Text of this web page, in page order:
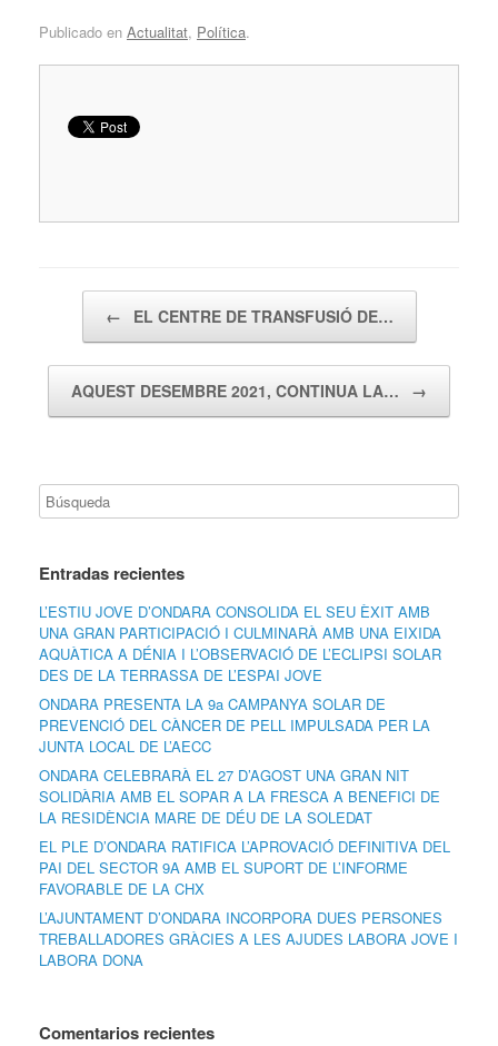
Publicado en Actualitat, Política.
← EL CENTRE DE TRANSFUSIÓ DE…
AQUEST DESEMBRE 2021, CONTINUA LA… →
Entradas recientes
L’ESTIU JOVE D’ONDARA CONSOLIDA EL SEU ÈXIT AMB
UNA GRAN PARTICIPACIÓ I CULMINARÀ AMB UNA EIXIDA
AQUÀTICA A DÉNIA I L’OBSERVACIÓ DE L’ECLIPSI SOLAR
DES DE LA TERRASSA DE L’ESPAI JOVE
ONDARA PRESENTA LA 9a CAMPANYA SOLAR DE
PREVENCIÓ DEL CÀNCER DE PELL IMPULSADA PER LA
JUNTA LOCAL DE L’AECC
ONDARA CELEBRARÀ EL 27 D’AGOST UNA GRAN NIT
SOLIDÀRIA AMB EL SOPAR A LA FRESCA A BENEFICI DE
LA RESIDÈNCIA MARE DE DÉU DE LA SOLEDAT
EL PLE D’ONDARA RATIFICA L’APROVACIÓ DEFINITIVA DEL
PAI DEL SECTOR 9A AMB EL SUPORT DE L’INFORME
FAVORABLE DE LA CHX
L’AJUNTAMENT D’ONDARA INCORPORA DUES PERSONES
TREBALLADORES GRÀCIES A LES AJUDES LABORA JOVE I
LABORA DONA
Comentarios recientes